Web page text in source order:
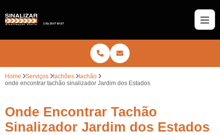
Home Serviços tachões
tachão
onde encontrar tachão sinalizador Jardim dos Estados
Onde Encontrar Tachão
Sinalizador Jardim dos Estados